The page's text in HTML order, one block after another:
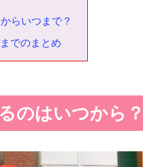
らいつまで？
でのまとめ
のはいつから？